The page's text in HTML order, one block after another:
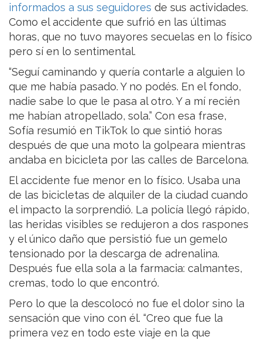
informados a sus seguidores de sus actividades.
Como el accidente que sufrió en las últimas
horas, que no tuvo mayores secuelas en lo físico
pero sí en lo sentimental.
“Seguí caminando y quería contarle a alguien lo
que me había pasado. Y no podés. En el fondo,
nadie sabe lo que le pasa al otro. Y a mí recién
me habían atropellado, sola.” Con esa frase,
Sofía resumió en TikTok lo que sintió horas
después de que una moto la golpeara mientras
andaba en bicicleta por las calles de Barcelona.
El accidente fue menor en lo físico. Usaba una
de las bicicletas de alquiler de la ciudad cuando
el impacto la sorprendió. La policía llegó rápido,
las heridas visibles se redujeron a dos raspones
y el único daño que persistió fue un gemelo
tensionado por la descarga de adrenalina.
Después fue ella sola a la farmacia: calmantes,
cremas, todo lo que encontró.
Pero lo que la descolocó no fue el dolor sino la
sensación que vino con él. “Creo que fue la
primera vez en todo este viaje en la que